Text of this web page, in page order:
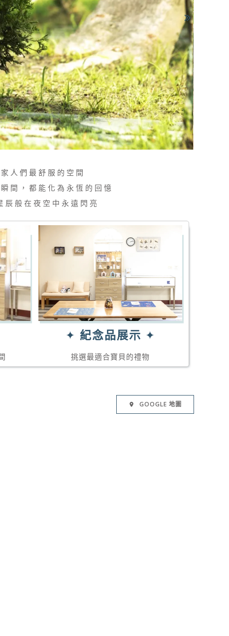
人們最舒服的空間
間，都能化為永恆的回憶
般在夜空中永遠閃亮
✦ 紀念品展示 ✦
挑選最適合寶貝的禮物
GOOGLE 地圖